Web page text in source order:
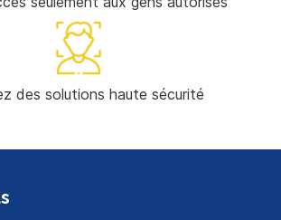
des solutions haute sécurité